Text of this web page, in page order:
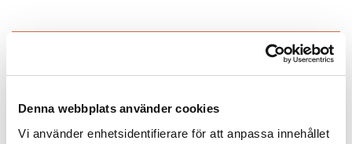
Denna webbplats använder cookies
Vi använder enhetsidentifierare för att anpassa innehållet
handdesinfektion. Elegant golvställ som kan placeras
där behovet finns.